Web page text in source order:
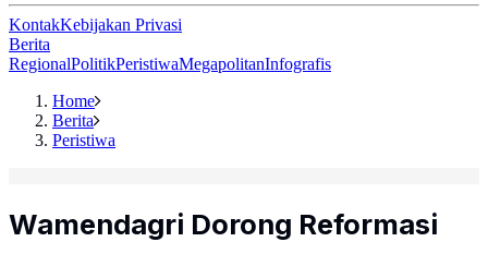
KontakKebijakan Privasi
Berita
RegionalPolitikPeristiwaMegapolitanInfografis
Home
Berita
Peristiwa
Wamendagri Dorong Reformasi